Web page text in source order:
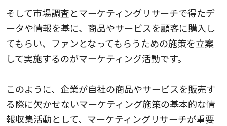
そして市場調査とマーケティングリサーチで得たデ
ータや情報を基に、商品やサービスを顧客に購入し
てもらい、ファンとなってもらうための施策を立案
して実施するのがマーケティング活動です。
このように、企業が自社の商品やサービスを販売す
る際に欠かせないマーケティング施策の基本的な情
報収集活動として、マーケティングリサーチが重要